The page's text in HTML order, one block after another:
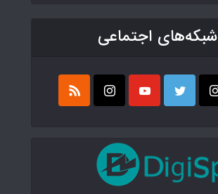
شبکه‌های اجتماعی